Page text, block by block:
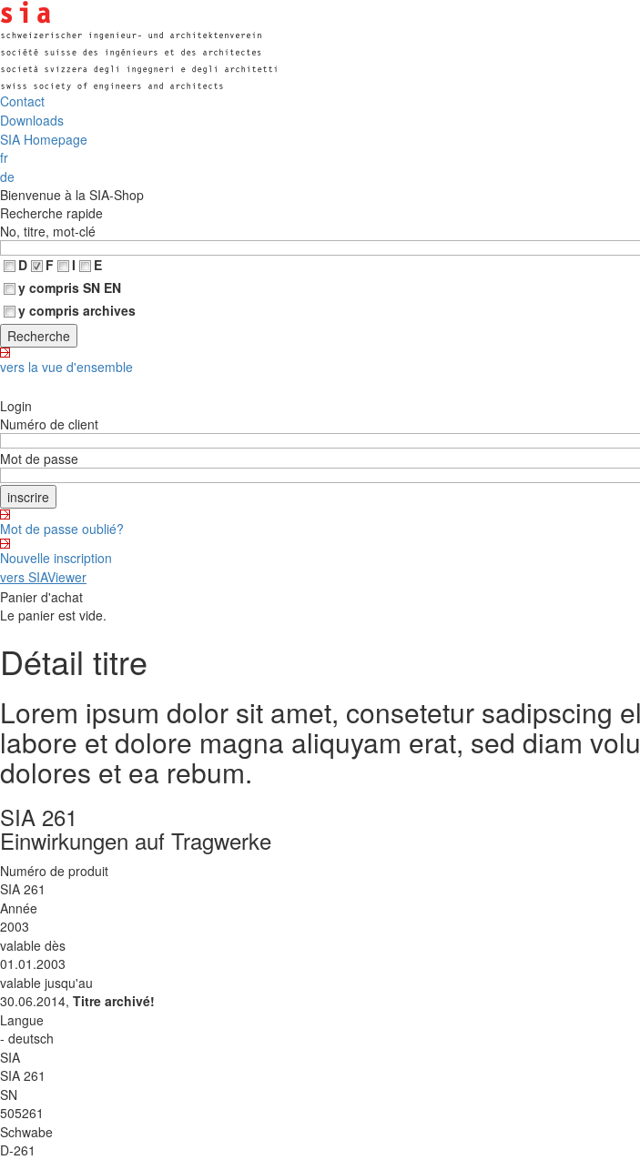
Contact
Downloads
SIA Homepage
fr
de
Bienvenue à la SIA-Shop
Recherche rapide
No, titre, mot-clé
D
F I
E
y compris SN EN
y compris archives
vers la vue d'ensemble
Login
Numéro de client
Mot de passe
Mot de passe oublié?
Nouvelle inscription
vers SIAViewer
Panier d'achat
Le panier est vide.
Détail titre
Lorem ipsum dolor sit amet, consetetur sadipscing
labore et dolore magna aliquyam erat, sed diam
dolores et ea rebum.
SIA 261
Einwirkungen auf Tragwerke
Numéro de produit
SIA 261
Année
2003
valable dès
01.01.2003
valable jusqu'au
30.06.2014, Titre archivé!
Langue
- deutsch
SIA
SIA 261
SN
505261
Schwabe
D-261